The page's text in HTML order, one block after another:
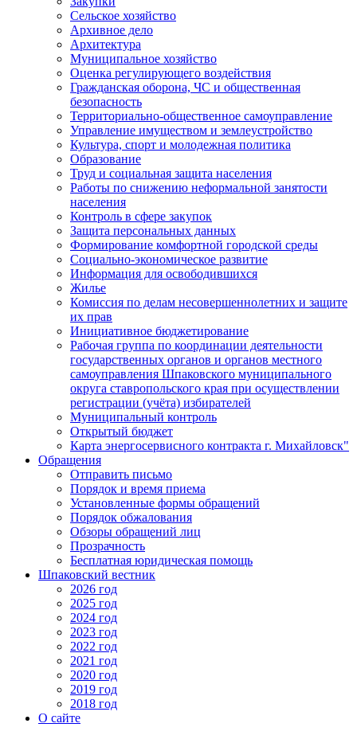
Сельское хозяйство
Архивное дело
Архитектура
Муниципальное хозяйство
Оценка регулирующего воздействия
Гражданская оборона, ЧС и общественная
безопасность
Территориально-общественное самоуправление
Управление имуществом и землеустройство
Культура, спорт и молодежная политика
Образование
Труд и социальная защита населения
Работы по снижению неформальной занятости
населения
Контроль в сфере закупок
Защита персональных данных
Формирование комфортной городской среды
Социально-экономическое развитие
Информация для освободившихся
Жилье
Комиссия по делам несовершеннолетних и защите
их прав
Инициативное бюджетирование
Рабочая группа по координации деятельности
государственных органов и органов местного
самоуправления Шпаковского муниципального
округа ставропольского края при осуществлении
регистрации (учёта) избирателей
Муниципальный контроль
Открытый бюджет
Карта энергосервисного контракта г. Михайловск"
Обращения
Отправить письмо
Порядок и время приема
Установленные формы обращений
Порядок обжалования
Обзоры обращений лиц
Прозрачность
Бесплатная юридическая помощь
Шпаковский вестник
2026 год
2025 год
2024 год
2023 год
2022 год
2021 год
2020 год
2019 год
2018 год
О сайте